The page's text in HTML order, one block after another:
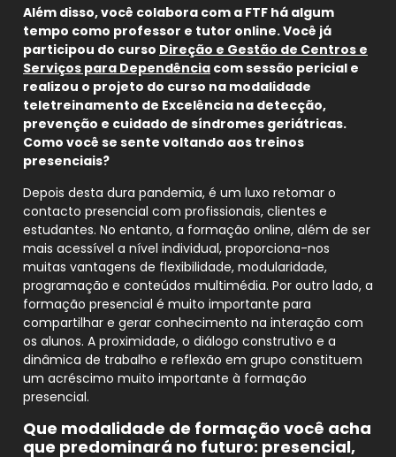
Além disso, você colabora com a FTF há algum
tempo como professor e tutor online. Você já
participou do curso Direção e Gestão de Centros e
Serviços para Dependência com sessão pericial e
realizou o projeto do curso na modalidade
teletreinamento de Excelência na detecção,
prevenção e cuidado de síndromes geriátricas.
Como você se sente voltando aos treinos
presenciais?
Depois desta dura pandemia, é um luxo retomar o
contacto presencial com profissionais, clientes e
estudantes. No entanto, a formação online, além de ser
mais acessível a nível individual, proporciona-nos
muitas vantagens de flexibilidade, modularidade,
programação e conteúdos multimédia. Por outro lado, a
formação presencial é muito importante para
compartilhar e gerar conhecimento na interação com
os alunos. A proximidade, o diálogo construtivo e a
dinâmica de trabalho e reflexão em grupo constituem
um acréscimo muito importante à formação
presencial.
Que modalidade de formação você acha
que predominará no futuro: presencial,